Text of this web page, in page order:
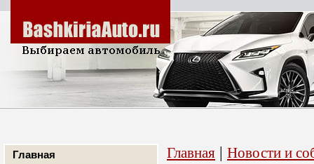
Главная
Главная | Новости и